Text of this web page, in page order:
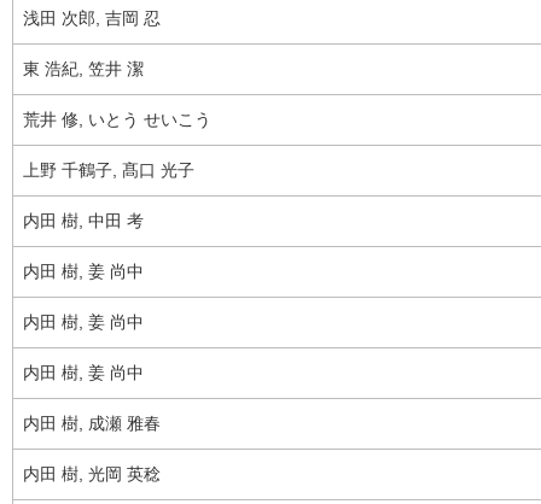
浅田 次郎, 吉岡 忍
東 浩紀, 笠井 潔
荒井 修, いとう せいこう
上野 千鶴子, 髙口 光子
内田 樹, 中田 考
内田 樹, 姜 尚中
内田 樹, 姜 尚中
内田 樹, 姜 尚中
内田 樹, 成瀬 雅春
内田 樹, 光岡 英稔